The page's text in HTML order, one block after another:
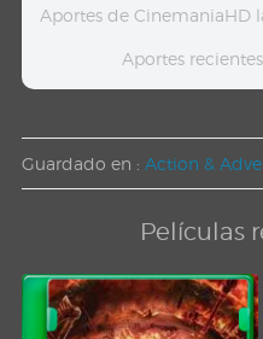
Aportes de CinemaniaHD
Aportes
Guardado en : Action &
Películas